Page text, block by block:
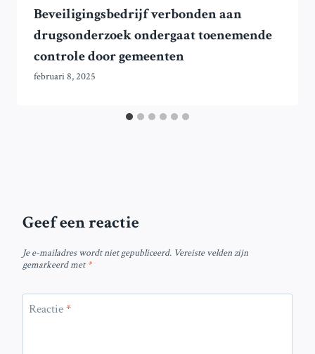
Beveiligingsbedrijf verbonden aan
drugsonderzoek ondergaat toenemende
controle door gemeenten
februari 8, 2025
Geef een reactie
Je e-mailadres wordt niet gepubliceerd. Vereiste velden zijn
gemarkeerd met*
Reactie*